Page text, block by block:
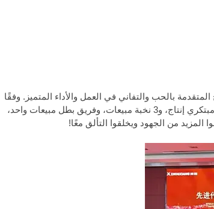
النماذج المتقدمة بالحب والتفاني في العمل والأداء المتميز. وفقًا
لمعايير اختيار الشركة، تم منح إجمالي 24 فردًا متقدمًا، ومجموعتين متقدمتين، و6 فرق متقدمة، و2 مبتكري إنتاج، و3 نخبة مبيعات، وفريق بطل مبيعات واحد،